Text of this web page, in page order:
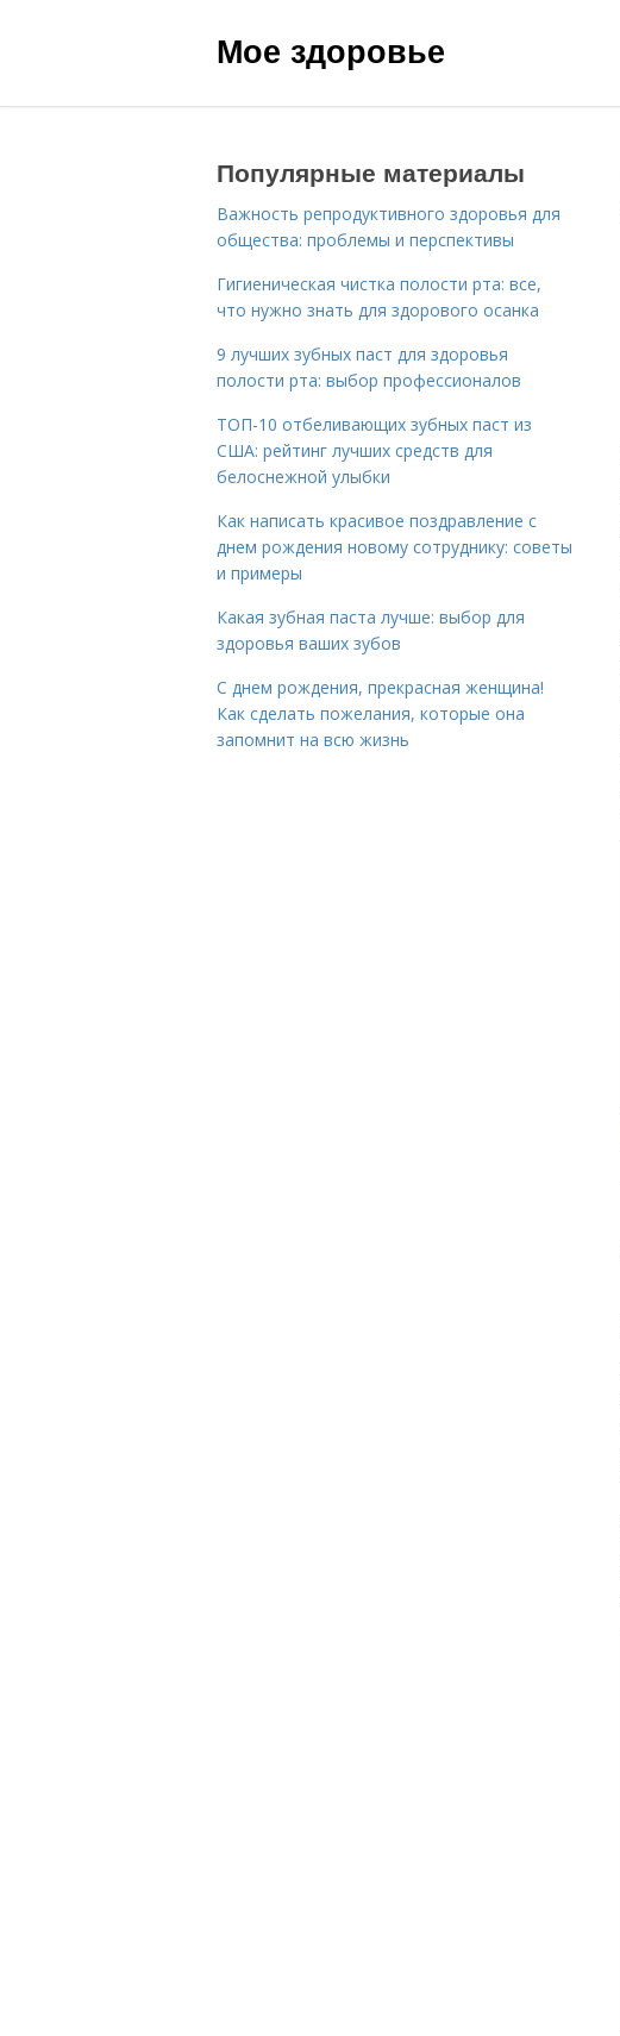
Мое здоровье
Популярные материалы
Важность репродуктивного здоровья для
общества: проблемы и перспективы
Гигиеническая чистка полости рта: все,
что нужно знать для здорового осанка
9 лучших зубных паст для здоровья
полости рта: выбор профессионалов
ТОП-10 отбеливающих зубных паст из
США: рейтинг лучших средств для
белоснежной улыбки
Как написать красивое поздравление с
днем рождения новому сотруднику: советы
и примеры
Какая зубная паста лучше: выбор для
здоровья ваших зубов
С днем рождения, прекрасная женщина!
Как сделать пожелания, которые она
запомнит на всю жизнь